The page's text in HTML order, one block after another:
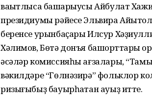
ваҡытлыса башҡарыусы Айбулат
президиумы рәйесе Эльвира
беренсе урынбаҫары Илсур
Хәлимов, Бөтә донъя башҡорттары
әсәләр комисси­яһы ағзалары,
вәкилдәре “Гөлнәзирә” фольклор
ризығыбыҙ бауырһаҡтан ауыҙ итте.